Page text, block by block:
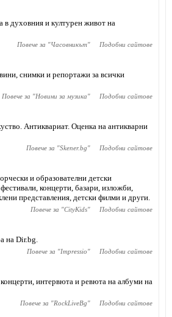
в духовния и културен живот на
Повече за "Часовникът" Подобни сайтове
снимки и репортажи за всички
Повече за "Новини за музика" Подобни сайтове
Антиквариат. Оценка на антикварни
Повече за "Skener.bg" Подобни сайтове
и образователни детски
концерти, базари, изложби,
представления, детски филми и други.
Повече за "CityKids" Подобни сайтове
на Dir.bg.
Повече за "Impressio" Подобни сайтове
интервюта и ревюта на албуми на
Повече за "RockLiveBg" Подобни сайтове